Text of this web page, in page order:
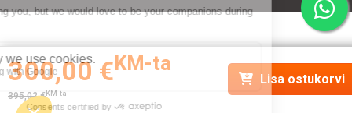
300,00 €KM-ta
395,02 €KM-ta
Lisa ostukorvi